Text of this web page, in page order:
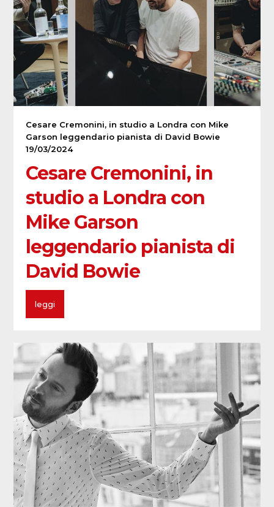
Cesare Cremonini, in studio a Londra con Mike
Garson leggendario pianista di David Bowie
19/03/2024
Cesare Cremonini, in
studio a Londra con
Mike Garson
leggendario pianista di
David Bowie
leggi